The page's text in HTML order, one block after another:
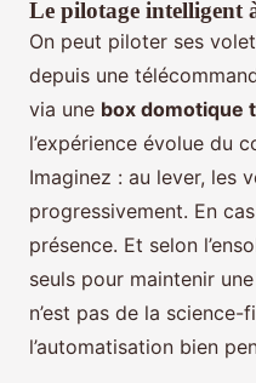
Le pilotage intelligent
On peut piloter ses
depuis une
via une box domotique
l’expérience évolue du
Imaginez : au lever, les
progressivement. En
présence. Et selon
seuls pour maintenir
n’est pas de la science-
l’automatisation bien